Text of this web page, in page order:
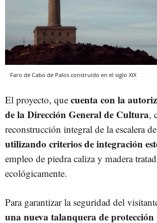
Faro de Cabo de Palos construido en el siglo XIX
El proyecto, que cuenta con la
de la Dirección General de Cultura,
reconstrucción integral de la escalera
utilizando criterios de integración
empleo de piedra caliza y madera
ecológicamente.
Para garantizar la seguridad del
una nueva talanquera de